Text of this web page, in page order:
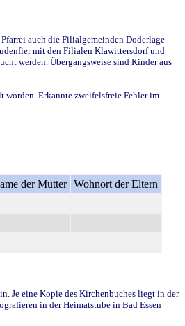
auch die Filialgemeinden Doderlage
mit den Filialen Klawittersdorf und
werden. Übergangsweise sind Kinder aus
Erkannte zweifelsfreie Fehler im
der Mutter Wohnort der Eltern
Je eine Kopie des Kirchenbuches liegt in der
in der Heimatstube in Bad Essen